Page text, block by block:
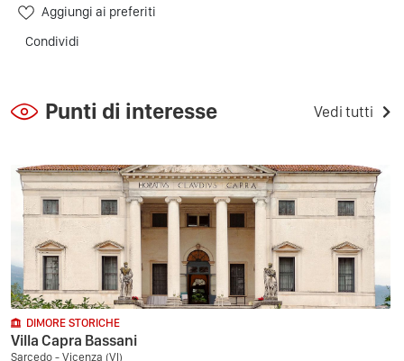
Aggiungi ai preferiti
Condividi
Punti di interesse Vedi tutti
DIMORE STORICHE
Villa Capra Bassani
Sarcedo - Vicenza (VI)